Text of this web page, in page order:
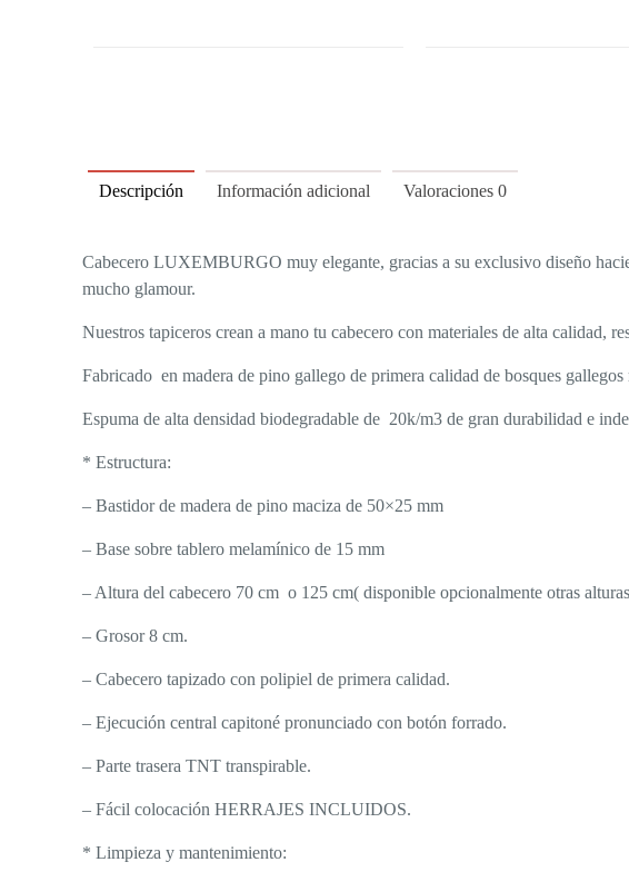
Descripción Información adicional Valoraciones 0
Cabecero LUXEMBURGO muy elegante, gracias a su exclusivo diseño
mucho glamour.
Nuestros tapiceros crean a mano tu cabecero con materiales de alta calidad,
Fabricado en madera de pino gallego de primera calidad de bosques gallegos
Espuma de alta densidad biodegradable de 20k/m3 de gran durabilidad e
* Estructura:
– Bastidor de madera de pino maciza de 50×25 mm
– Base sobre tablero melamínico de 15 mm
– Altura del cabecero 70 cm o 125 cm( disponible opcionalmente otras
– Grosor 8 cm.
– Cabecero tapizado con polipiel de primera calidad.
– Ejecución central capitoné pronunciado con botón forrado.
– Parte trasera TNT transpirable.
– Fácil colocación HERRAJES INCLUIDOS.
* Limpieza y mantenimiento: